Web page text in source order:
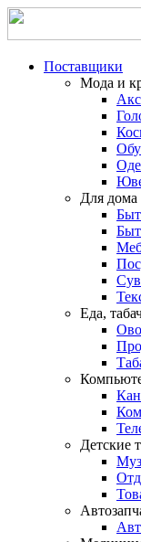
Поставщики
Мода и
Для дома
Еда,
Детские